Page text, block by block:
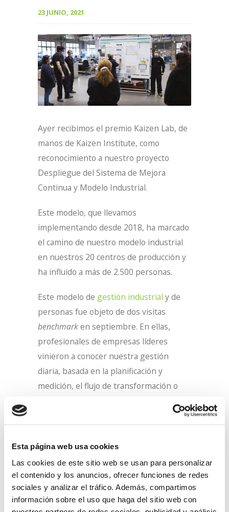
Esta página web usa cookies
Las cookies de este sitio web se usan para personalizar
el contenido y los anuncios, ofrecer funciones de redes
sociales y analizar el tráfico. Además, compartimos
información sobre el uso que haga del sitio web con
23 JUNIO, 2021
Ayer recibimos el premio Kaizen Lab, de
manos de Kaizen Institute, como
reconocimiento a nuestro proyecto
Despliegue del Sistema de Mejora
Continua y Modelo Industrial.
Este modelo, que llevamos
implementando desde 2018, ha marcado
el camino de nuestro modelo industrial
en nuestros 20 centros de producción y
ha influido a más de 2.500 personas.
Este modelo de gestión industrial y de
personas fue objeto de dos visitas
benchmarken septiembre. En ellas,
profesionales de empresas líderes
vinieron a conocer nuestra gestión
diaria, basada en la planificación y
medición, el flujo de transformación o
puestos a las personas, sistemas poka-
lucro cuyo objetivo es impulsar la
cooperación empresarial. Potencia la
creatividad y la co-creación y la